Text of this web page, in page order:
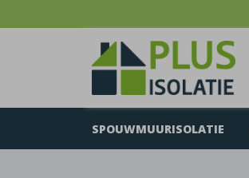
SPOUWMUURISOLATIE